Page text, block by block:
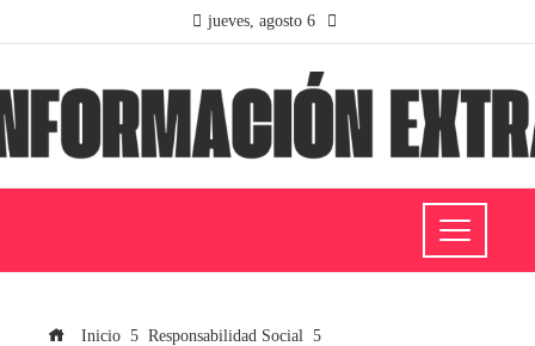
jueves, agosto 6
Inicio
Responsabilidad Social